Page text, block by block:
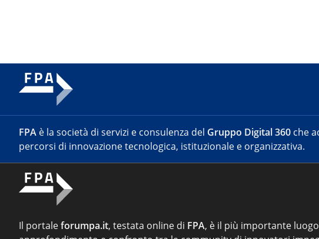
FPA è la società di servizi e consulenza del Gruppo Digital 360 che
percorsi di innovazione tecnologica, istituzionale e organizzativa.
Il portaleforumpa.it, testata online di FPA, è il più importante